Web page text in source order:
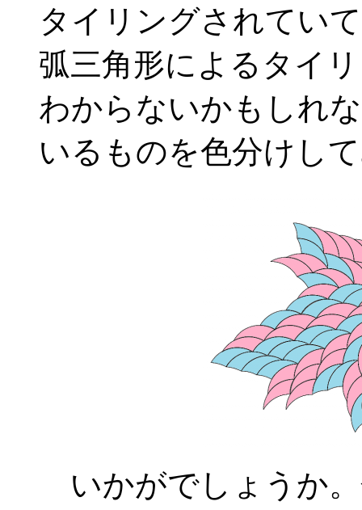
タイリングされてい
弧三角形によるタイ
わからないかもしれ
いるものを色分けし
いかがでしょうか